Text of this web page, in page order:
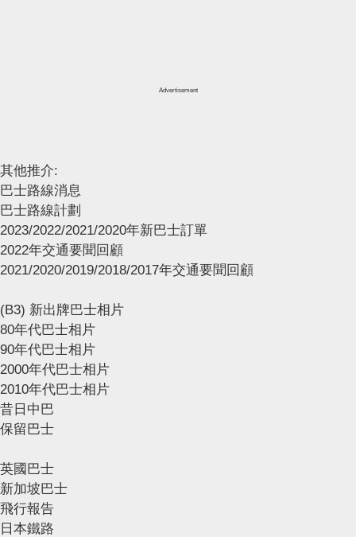
Advertisement
其他推介:
巴士路線消息
巴士路線計劃
2023/2022/2021/2020年新巴士訂單
2022年交通要聞回顧
2021/2020/2019/2018/2017年交通要聞回顧
(B3) 新出牌巴士相片
80年代巴士相片
90年代巴士相片
2000年代巴士相片
2010年代巴士相片
昔日中巴
保留巴士
英國巴士
新加坡巴士
飛行報告
日本鐵路